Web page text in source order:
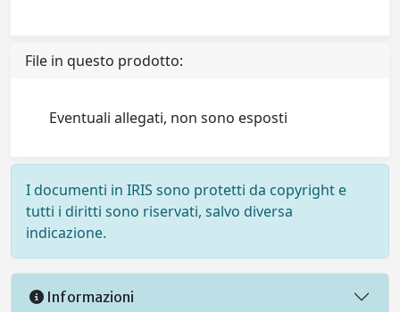
File in questo prodotto:
Eventuali allegati, non sono esposti
I documenti in IRIS sono protetti da copyright e
tutti i diritti sono riservati, salvo diversa
indicazione.
Informazioni